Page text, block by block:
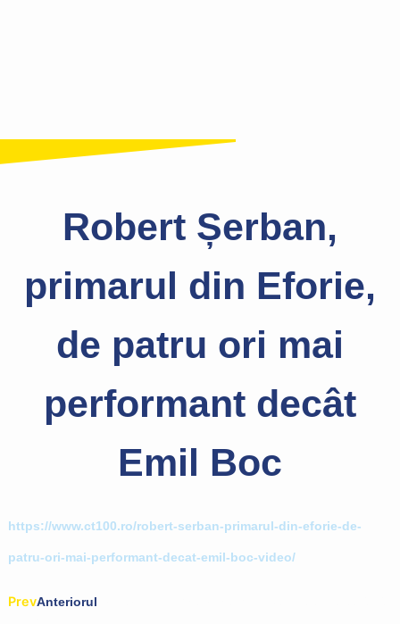
Robert Șerban,
primarul din Eforie,
de patru ori mai
performant decât
Emil Boc
https://www.ct100.ro/robert-serban-primarul-din-eforie-de-
patru-ori-mai-performant-decat-emil-boc-video/
PrevAnteriorul